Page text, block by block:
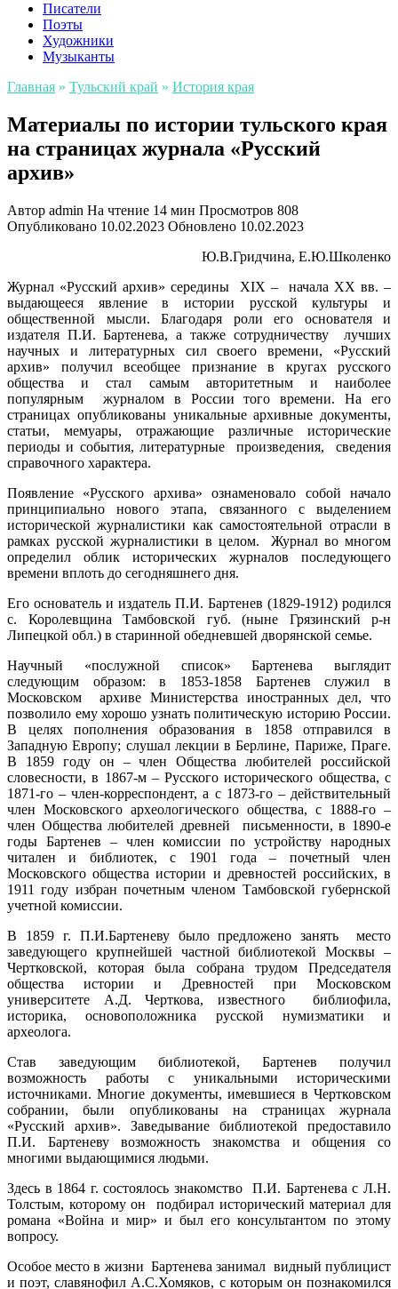
Писатели
Поэты
Художники
Музыканты
Главная » Тульский край » История края
Материалы по истории тульского края
на страницах журнала «Русский
архив»
Автор admin На чтение 14 мин Просмотров 808
Опубликовано 10.02.2023 Обновлено 10.02.2023
Ю.В.Гридчина, Е.Ю.Школенко
Журнал «Русский архив» середины XIX – начала XX вв. –
выдающееся явление в истории русской культуры и
общественной мысли. Благодаря роли его основателя и
издателя П.И. Бартенева, а также сотрудничеству лучших
научных и литературных сил своего времени, «Русский
архив» получил всеобщее признание в кругах русского
общества и стал самым авторитетным и наиболее
популярным журналом в России того времени. На его
страницах опубликованы уникальные архивные документы,
статьи, мемуары, отражающие различные исторические
периоды и события, литературные произведения, сведения
справочного характера.
Появление «Русского архива» ознаменовало собой начало
принципиально нового этапа, связанного с выделением
исторической журналистики как самостоятельной отрасли в
рамках русской журналистики в целом. Журнал во многом
определил облик исторических журналов последующего
времени вплоть до сегодняшнего дня.
Его основатель и издатель П.И. Бартенев (1829-1912) родился
с. Королевщина Тамбовской губ. (ныне Грязинский р-н
Липецкой обл.) в старинной обедневшей дворянской семье.
Научный «послужной список» Бартенева выглядит
следующим образом: в 1853-1858 Бартенев служил в
Московском архиве Министерства иностранных дел, что
позволило ему хорошо узнать политическую историю России.
В целях пополнения образования в 1858 отправился в
Западную Европу; слушал лекции в Берлине, Париже, Праге.
В 1859 году он – член Общества любителей российской
словесности, в 1867-м – Русского исторического общества, с
1871-го – член-корреспондент, а с 1873-го – действительный
член Московского археологического общества, с 1888-го –
член Общества любителей древней письменности, в 1890-е
годы Бартенев – член комиссии по устройству народных
читален и библиотек, с 1901 года – почетный член
Московского общества истории и древностей российских, в
1911 году избран почетным членом Тамбовской губернской
учетной комиссии.
В 1859 г. П.И.Бартеневу было предложено занять место
заведующего крупнейшей частной библиотекой Москвы –
Чертковской, которая была собрана трудом Председателя
общества истории и Древностей при Московском
университете А.Д. Черткова, известного библиофила,
историка, основоположника русской нумизматики и
археолога.
Став заведующим библиотекой, Бартенев получил
возможность работы с уникальными историческими
источниками. Многие документы, имевшиеся в Чертковском
собрании, были опубликованы на страницах журнала
«Русский архив». Заведывание библиотекой предоставило
П.И. Бартеневу возможность знакомства и общения со
многими выдающимися людьми.
Здесь в 1864 г. состоялось знакомство П.И. Бартенева с Л.Н.
Толстым, которому он подбирал исторический материал для
романа «Война и мир» и был его консультантом по этому
вопросу.
Особое место в жизни Бартенева занимал видный публицист
и поэт, славянофил А.С.Хомяков, с которым он познакомился